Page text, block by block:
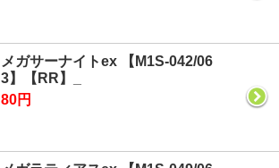
メガサーナイトex 【M1S-042/06
3】【RR】_
80円